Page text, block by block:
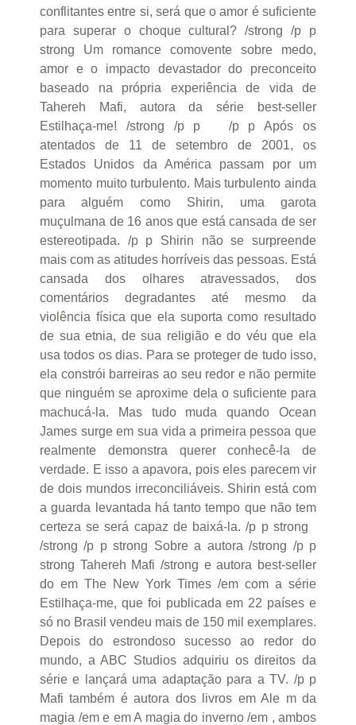
conflitantes entre si, será que o amor é suficiente
para superar o choque cultural? /strong /p p
strong Um romance comovente sobre medo,
amor e o impacto devastador do preconceito
baseado na própria experiência de vida de
Tahereh Mafi, autora da série best-seller
Estilhaça-me! /strong /p p /p p Após os
atentados de 11 de setembro de 2001, os
Estados Unidos da América passam por um
momento muito turbulento. Mais turbulento ainda
para alguém como Shirin, uma garota
muçulmana de 16 anos que está cansada de ser
estereotipada. /p p Shirin não se surpreende
mais com as atitudes horríveis das pessoas. Está
cansada dos olhares atravessados, dos
comentários degradantes até mesmo da
violência física que ela suporta como resultado
de sua etnia, de sua religião e do véu que ela
usa todos os dias. Para se proteger de tudo isso,
ela constrói barreiras ao seu redor e não permite
que ninguém se aproxime dela o suficiente para
machucá-la. Mas tudo muda quando Ocean
James surge em sua vida a primeira pessoa que
realmente demonstra querer conhecê-la de
verdade. E isso a apavora, pois eles parecem vir
de dois mundos irreconciliáveis. Shirin está com
a guarda levantada há tanto tempo que não tem
certeza se será capaz de baixá-la. /p p strong
/strong /p p strong Sobre a autora /strong /p p
strong Tahereh Mafi /strong e autora best-seller
do em The New York Times /em com a série
Estilhaça-me, que foi publicada em 22 países e
só no Brasil vendeu mais de 150 mil exemplares.
Depois do estrondoso sucesso ao redor do
mundo, a ABC Studios adquiriu os direitos da
série e lançará uma adaptação para a TV. /p p
Mafi também é autora dos livros em Ale m da
magia /em e em A magia do inverno /em , ambos